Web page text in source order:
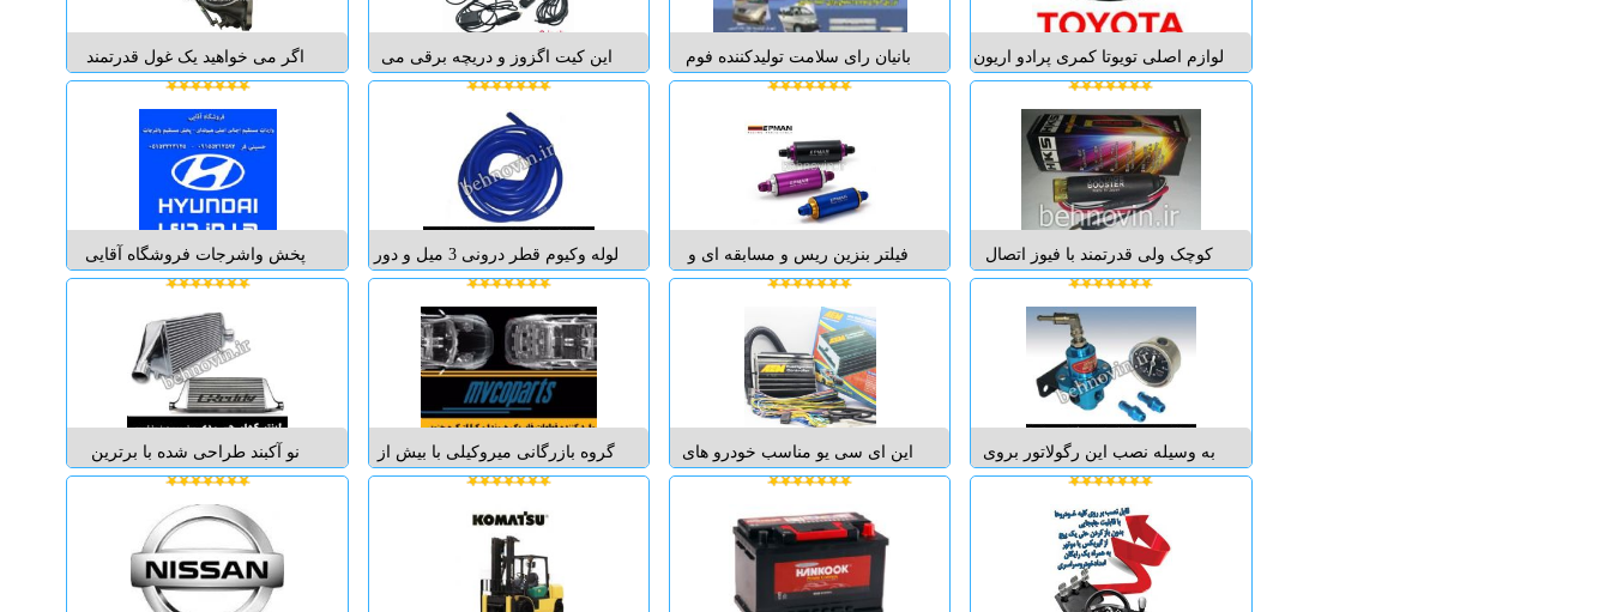
رفع کپ و تاخیر اولیه حرکت ت...
موقعیت محیط هر وسیله ...
اطلاعات بیشتر درباره ی کد مح...
لوازم اصلی تویوتا کمری پرادو اریون
فروش تخصصی لوازم یدکی تویوتا و
انواع لکسوس لنت تویوتا قطعات و
لوازم بدنه و موتوری انواع تویوتا
لندکروز - پرادو - اف جی کروز -
فور چونر - روفور - هایلوکس - ه...
بانیان رای سلامت تولیدکننده فوم
ضربه گیر سپر پراید
اسفنج برای کلیه صنایع تولید فوم
سپر پراید...
این کیت اگزوز و دریچه برقی می
باشد و شامل فلنج و کلیه قطعات و
لوازم دیگری است که به راحتی
بتوانید آن را نصب نمایید. بعد از
نصب با یک کلیک شما می تمانید
جهت خروجی هوای اگزوز خود را
تغییر داده و خودرو...
اگر می خواهید یک غول قدرتمند
بسازید به خرید و نصب همین توربو
شارژ اقدام و قدرت واقعی را لمس
نمایید برای در یافت اطلاعات
بیشتردرباره توربو شارژ می توانید با
مراجعه به اینترنت آن اطلاعات را
کسب نمایید. ...
کوچک ولی قدرتمند با فیوز اتصال
کوچک این ولتاژ بوستر را می توانید
بروی هر فوز کوچک خودروی خود
که احساس میکنید برق کم می آورد
نصب نمایید و برق آن را به صورت
ویژه ای تقویت نمایید قابل نصب
بروی فیوز چ...
فیلتر بنزین ریس و مسابقه ای و
ایتالیایی EPMAN با ورودی و
100 میکرون حرفه ای مناسب هر
گونه پمپ سوخت قدرتمند. این فیلتر
بنزین با فیلتر 100 میکرونی خود می
تواند پنزین خرو...
لوله وکیوم قطر درونی 3 میل و دور
7 میل با بهترین جنس و وکیوم و
عمر بالا ساخته شده توسط سامکو
اسپورت با بهترین جنس و وکیوم و
عمر بالا ساخته شده توسط سامکو
اسپورت منظور از هر عدد یعنی یک
متر مثال در ...
پخش واشرجات فروشگاه آقایی
پخش واشرجات آسیا فروش انواع
پخش واشر خودرو فروش واشر
خودرو واشر ده تن واشر اتوبوس
واشر خاور واشر مینی بوس با
مدی...
به وسیله نصب این رگولاتور بروی
خودرو می توانید فشار سوخت پشت
سوزن انژکتور خودروی خود را تنظیم
و به میزان دلخواه برسانید. این
رگولاتور توانایی تنظیم فشار سوخت
خودرو را از ۲ تا ۸ بار دارد. این
این ای سی یو مناسب خودرو های
تقویتی ، توربو و ریس می باشد که
جداول سوخت و جرقه خود را تنظیم
و تیون نمایند. فشار سنج این دستگاه
گروه بازرگانی میروکیلی با بیش از
پانزده سال سابقه و قدمت در حیطه
مستقیما از کره جنوبی و به عنوان
نو آکبند طراحی شده با برترین
تکنولوژی و مواد خنک کنندگی توسط
برترین برند. این اینتر کولر یکی از
بهترین اینتر کولرهای جهان میباشد
که با برترین تکنولوژی و آلیاژ مواد
جهت خنک کنندگی بهتر ساخته شده